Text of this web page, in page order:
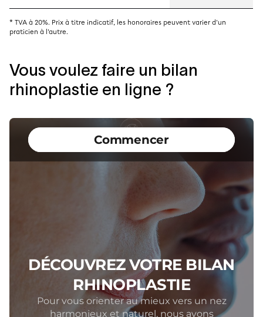
* TVA à 20%. Prix à titre indicatif, les honoraires peuvent varier d'un
praticien à l'autre.
Vous voulez faire un bilan
rhinoplastie en ligne ?